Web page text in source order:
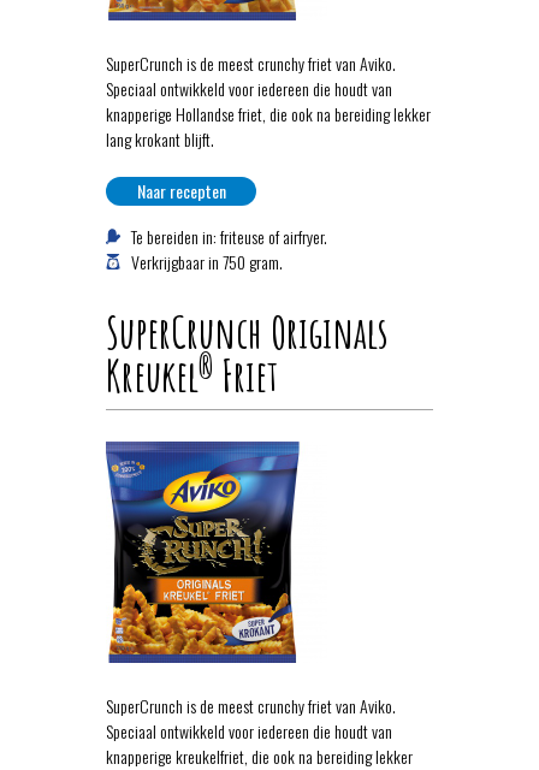
SuperCrunch is de meest crunchy friet van Aviko.
Speciaal ontwikkeld voor iedereen die houdt van
knapperige Hollandse friet, die ook na bereiding lekker
lang krokant blijft.
Naar recepten
Te bereiden in: friteuse of airfryer.
Verkrijgbaar in 750 gram.
SuperCrunch Originals
Kreukel® Friet
SuperCrunch is de meest crunchy friet van Aviko.
Speciaal ontwikkeld voor iedereen die houdt van
knapperige kreukelfriet, die ook na bereiding lekker